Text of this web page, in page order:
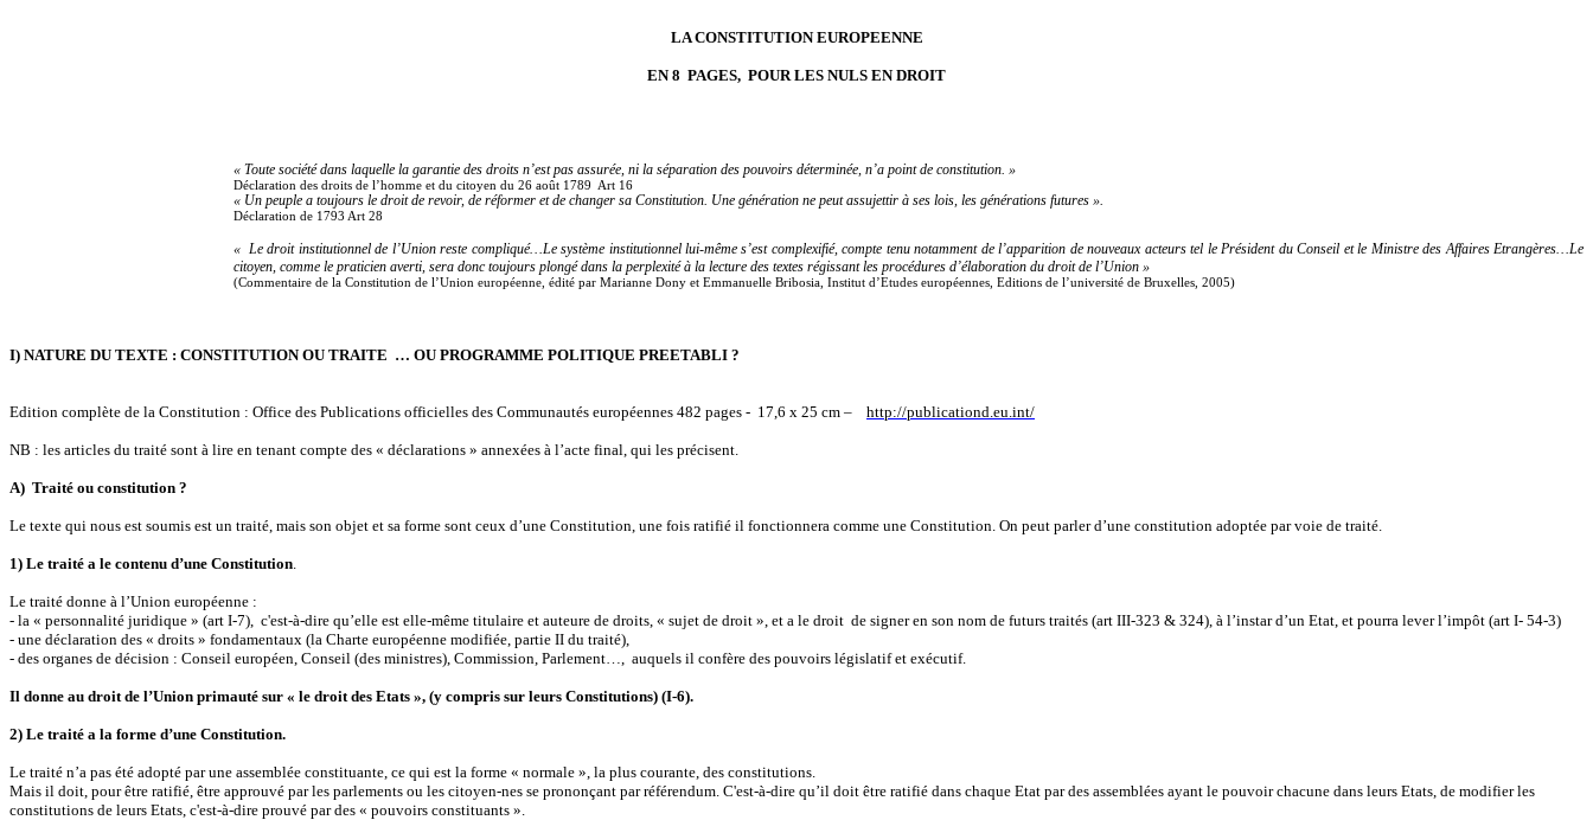
LA CONSTITUTION EUROPEENNE
EN 8 PAGES, POUR LES NULS EN DROIT
« Toute société dans laquelle la garantie des droits n’est pas assurée, ni la séparation des pouvoirs déterminée, n’a point de constitution. »
Déclaration des droits de l’homme et du citoyen du 26 août 1789 Art 16
« Un peuple a toujours le droit de revoir, de réformer et de changer sa Constitution. Une génération ne peut assujettir à ses lois, les générations futures ».
Déclaration de 1793 Art 28
« Le droit institutionnel de l’Union reste compliqué…Le système institutionnel lui-même s’est complexifié, compte tenu notamment de l’apparition de nouveaux acteurs tel le Président du Conseil et le Ministre des Affaires Etrangères…Le
citoyen, comme le praticien averti, sera donc toujours plongé dans la perplexité à la lecture des textes régissant les procédures d’élaboration du droit de l’Union »
(Commentaire de la Constitution de l’Union européenne, édité par Marianne Dony et Emmanuelle Bribosia, Institut d’Etudes européennes, Editions de l’université de Bruxelles, 2005)
I) NATURE DU TEXTE : CONSTITUTION OU TRAITE … OU PROGRAMME POLITIQUE PREETABLI ?
Edition complète de la Constitution : Office des Publications officielles des Communautés européennes 482 pages - 17,6 x 25 cm – http://publicationd.eu.int/
NB : les articles du traité sont à lire en tenant compte des « déclarations » annexées à l’acte final, qui les précisent.
A) Traité ou constitution ?
Le texte qui nous est soumis est un traité, mais son objet et sa forme sont ceux d’une Constitution, une fois ratifié il fonctionnera comme une Constitution. On peut parler d’une constitution adoptée par voie de traité.
1) Le traité a le contenu d’une Constitution.
Le traité donne à l’Union européenne :
- la « personnalité juridique » (art I-7), c'est-à-dire qu’elle est elle-même titulaire et auteure de droits, « sujet de droit », et a le droit de signer en son nom de futurs traités (art III-323 & 324), à l’instar d’un Etat, et pourra lever l’impôt (art I- 54-3)
- une déclaration des « droits » fondamentaux (la Charte européenne modifiée, partie II du traité),
- des organes de décision : Conseil européen, Conseil (des ministres), Commission, Parlement…, auquels il confère des pouvoirs législatif et exécutif.
Il donne au droit de l’Union primauté sur « le droit des Etats », (y compris sur leurs Constitutions) (I-6).
2) Le traité a la forme d’une Constitution.
Le traité n’a pas été adopté par une assemblée constituante, ce qui est la forme « normale », la plus courante, des constitutions.
Mais il doit, pour être ratifié, être approuvé par les parlements ou les citoyen-nes se prononçant par référendum. C'est-à-dire qu’il doit être ratifié dans chaque Etat par des assemblées ayant le pouvoir chacune dans leurs Etats, de modifier les
constitutions de leurs Etats, c'est-à-dire prouvé par des « pouvoirs constituants ».